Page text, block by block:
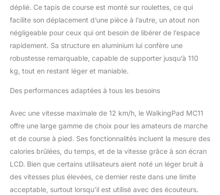
gagner jusqu'à 90 %
d'espace de stockage
par rapport aux tapis
course traditionnels.
Tapis de Marche
Amélioré - Doté d'un
cadre en alliage
tapis de marche pliable
renforcé la puissance du
moteur tout en réduisant
au minimum les niveaux
sonores, garantissant
ainsi qu'il n'importunera
voisins du dessous.
Fonctionnant en douceur
déplié. Ce tapis de course est monté sur roulettes, ce qui
facilite son déplacement d’une pièce à l’autre, un atout non
négligeable pour ceux qui ont besoin de libérer de l’espace
rapidement. Sa structure en aluminium lui confère une
robustesse remarquable, capable de supporter jusqu’à 110
kg, tout en restant léger et maniable.
Des performances adaptées à tous les besoins
Avec une vitesse maximale de 12 km/h, le WalkingPad MC11
offre une large gamme de choix pour les amateurs de marche
et de course à pied. Ses fonctionnalités incluent la mesure des
calories brûlées, du temps, et de la vitesse grâce à son écran
LCD. Bien que certains utilisateurs aient noté un léger bruit à
des vitesses plus élevées, ce dernier reste dans une limite
acceptable, surtout lorsqu’il est utilisé avec des écouteurs.